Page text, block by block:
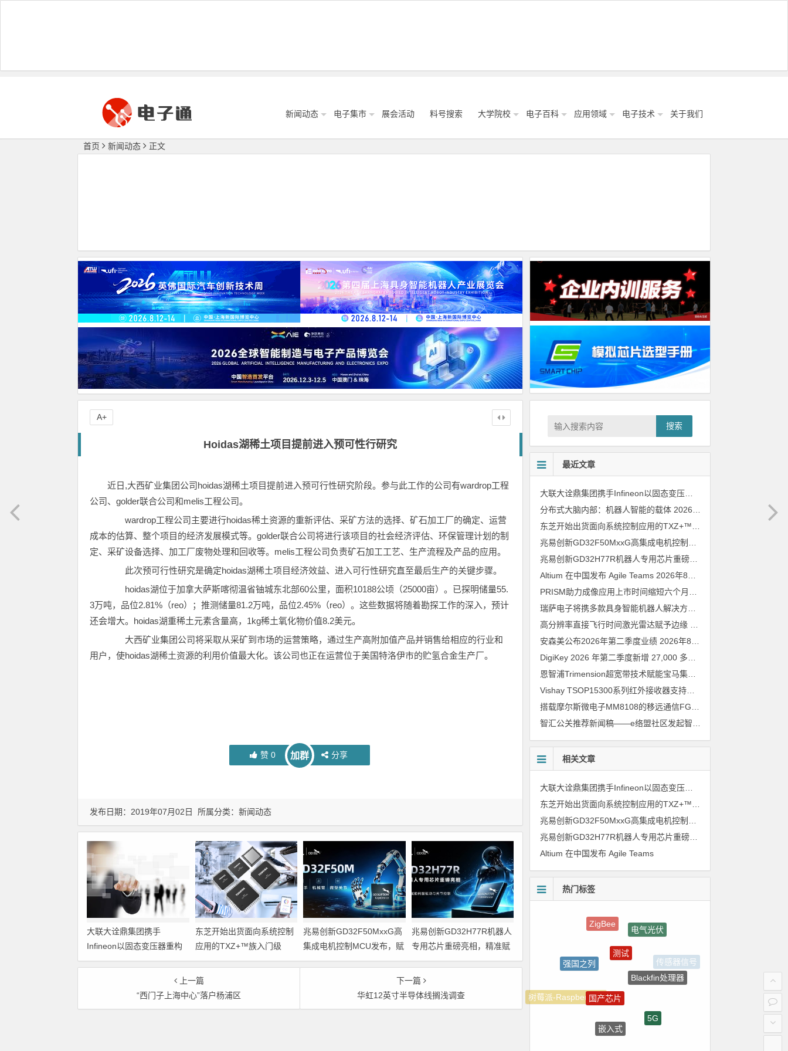
新闻动态 电子集市 展会活动 料号搜索 大学院校 电子百科 应用领域 电子技术 关于我们
首页 新闻动态 正文
Hoidas湖稀土项目提前进入预可性行研究
近日,大西矿业集团公司hoidas湖稀土项目提前进入预可行性研究阶段。参与此工作的公司有wardrop工程
公司、golder联合公司和melis工程公司。
wardrop工程公司主要进行hoidas稀土资源的重新评估、采矿方法的选择、矿石加工厂的确定、运营
成本的估算、整个项目的经济发展模式等。golder联合公司将进行该项目的社会经济评估、环保管理计划的制
定、采矿设备选择、加工厂废物处理和回收等。melis工程公司负责矿石加工工艺、生产流程及产品的应用。
此次预可行性研究是确定hoidas湖稀土项目经济效益、进入可行性研究直至最后生产的关键步骤。
hoidas湖位于加拿大萨斯喀彻温省铀城东北部60公里，面积10188公顷（25000亩）。已探明储量55.
3万吨，品位2.81%（reo）；推测储量81.2万吨，品位2.45%（reo）。这些数据将随着勘探工作的深入，预计
还会增大。hoidas湖重稀土元素含量高，1kg稀土氧化物价值8.2美元。
大西矿业集团公司将采取从采矿到市场的运营策略，通过生产高附加值产品并销售给相应的行业和
用户，使hoidas湖稀土资源的利用价值最大化。该公司也正在运营位于美国特洛伊市的贮氢合金生产厂。
赞0 加群 分享
A+
发布日期：2019年07月02日 所属分类： 新闻动态
大联大诠鼎集团携手
Infineon以固态变压器重构
配电效率新标杆
东芝开始出货面向系统控制
应用的TXZ+™族入门级
M4V组（搭载Arm
Cortex‑M4内核的标准微控
制器）工程样品
兆易创新GD32F50MxxG高
集成电机控制MCU发布，赋
能人形机器人关节驱动革新
兆易创新GD32H77R机器人
专用芯片重磅亮相，精准赋
能伺服驱动与关节控制
上一篇
“西门子上海中心”落户杨浦区
下一篇
华虹12英寸半导体线搁浅调查
搜索
最近文章
大联大诠鼎集团携手Infineon以固态变压器重构配电效率新标杆
分布式大脑内部：机器人智能的载体 2026年8月6日
兆易创新GD32H77R机器人专用芯片重磅亮相，精准赋能伺服驱动与关节控制
Altium 在中国发布 Agile Teams 2026年8月6日
安森美公布2026年第二季度业绩 2026年8月6日
恩智浦Trimension超宽带技术赋能宝马集团Digital Key Plus及生命体存在检测功能
Vishay TSOP15300系列红外接收器支持所有主流遥控代码
相关文章
大联大诠鼎集团携手Infineon以固态变压器重构配电效率新标杆
兆易创新GD32H77R机器人专用芯片重磅亮相，精准赋能伺服驱动与关节控制
Altium 在中国发布 Agile Teams
热门标签
ZigBee 电气光伏
传感器信号
树莓派-Raspberry Pi
强国之列
Blackfin处理器
5G
嵌入式